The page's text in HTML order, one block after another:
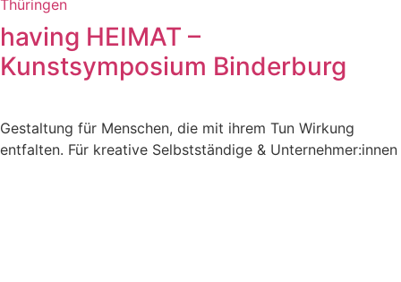
having HEIMAT –
Kunstsymposium Binderburg
Gestaltung für Menschen, die mit ihrem Tun Wirkung
entfalten. Für kreative Selbstständige & Unternehmer:innen